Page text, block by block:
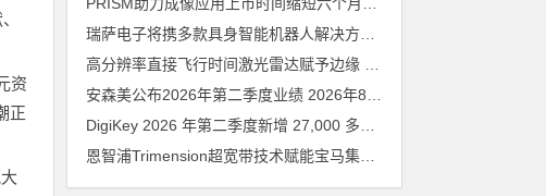
资
正
安森美公布2026年第二季度业绩 2026年8月6日
恩智浦Trimension超宽带技术赋能宝马集团Digital Key Plus及生命体存在检测功能